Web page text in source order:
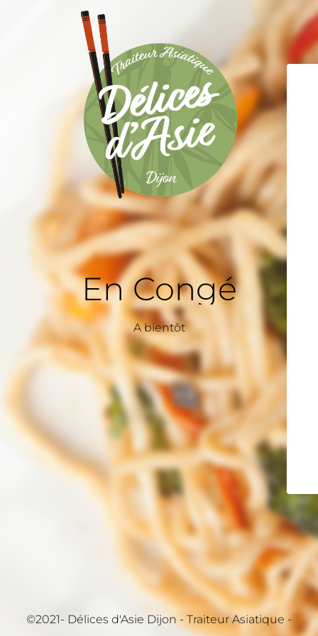
En Congé
A bientôt
©2021- Délices d'Asie Dijon - Traiteur Asiatique -